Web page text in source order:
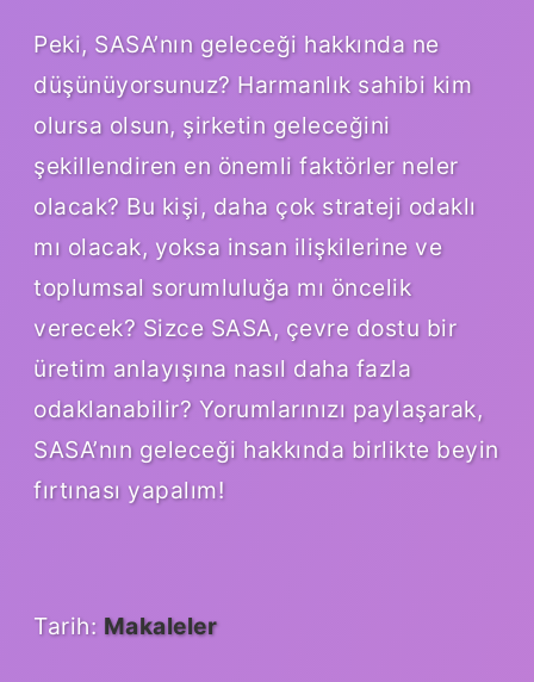
Peki, SASA’nın geleceği hakkında ne
düşünüyorsunuz? Harmanlık sahibi kim
olursa olsun, şirketin geleceğini
şekillendiren en önemli faktörler neler
olacak? Bu kişi, daha çok strateji odaklı
mı olacak, yoksa insan ilişkilerine ve
toplumsal sorumluluğa mı öncelik
verecek? Sizce SASA, çevre dostu bir
üretim anlayışına nasıl daha fazla
odaklanabilir? Yorumlarınızı paylaşarak,
SASA’nın geleceği hakkında birlikte beyin
fırtınası yapalım!
Tarih: Makaleler